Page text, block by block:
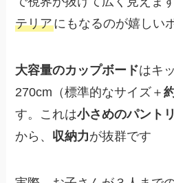
テリアにもなるのが嬉しい
大容量のカップボードはキ
270cm（標準的なサイズ＋
す。これは小さめのパント
から、 収納力が抜群です